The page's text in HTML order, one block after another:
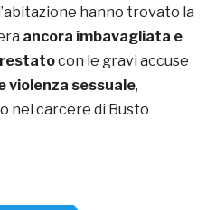
hanno trovato la
ancora imbavagliata e
con le gravi accuse
violenza sessuale,
nel carcere di Busto